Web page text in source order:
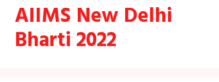
AIIMS New Delhi
Bharti 2022